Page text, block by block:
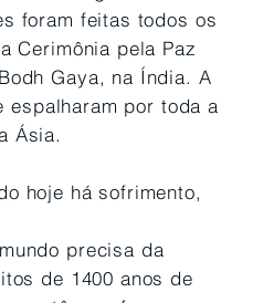
foram feitas todos os
Cerimônia pela Paz
Gaya, na Índia. A
por toda a
Ásia.
hoje há sofrimento,
precisa da
de 1400 anos de